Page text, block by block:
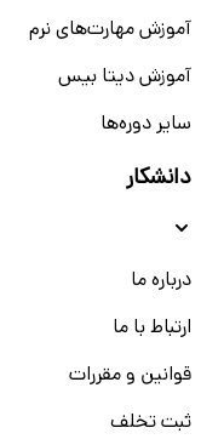
آموزش مهارت‌های نرم
آموزش دیتا بیس
سایر دوره‌ها
دانشکار
درباره ما
ارتباط با ما
قوانین و مقررات
ثبت تخلف